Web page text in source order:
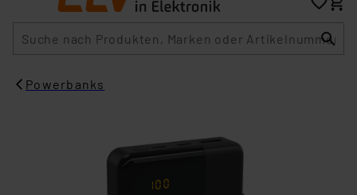
Powerbanks